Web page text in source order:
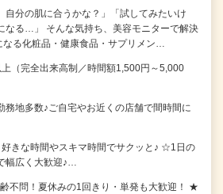
自分の肌に合うかな？」「試してみたいけ
なる…」 そんな気持ち、美容モニターで解決
なる化粧品・健康食品・サプリメン…
（完全出来高制／時間額1,500円～5,000
地多数♪ご自宅やお近くの店舗で間時間に
きな時間やスキマ時間でサクッと♪ ☆1日の
幅広く大歓迎♪…
不問！夏休みの1回きり・単発も大歓迎！ ★